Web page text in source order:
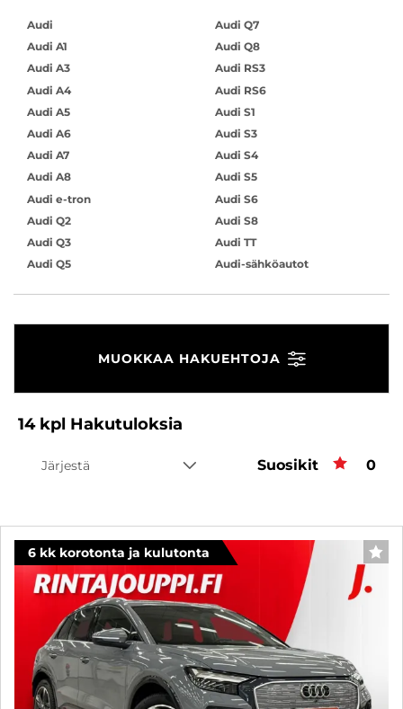
Audi
Audi A1
Audi A3
Audi A4
Audi A5
Audi A6
Audi A7
Audi A8
Audi e-tron
Audi Q2
Audi Q3
Audi Q5
Audi Q7
Audi Q8
Audi RS3
Audi RS6
Audi S1
Audi S3
Audi S4
Audi S5
Audi S6
Audi S8
Audi TT
Audi-sähköautot
MUOKKAA HAKUEHTOJA
14kpl Hakutuloksia
Järjestä Suosikit 0
6 kk korotonta ja kulutonta